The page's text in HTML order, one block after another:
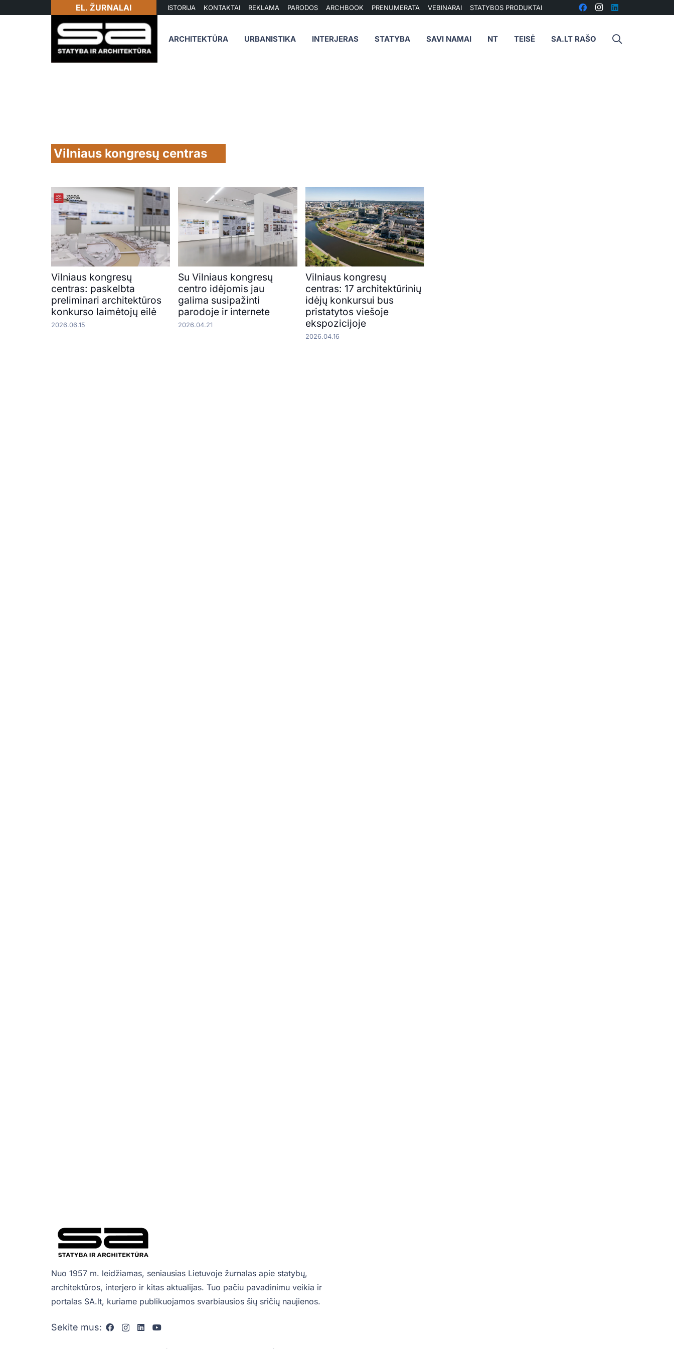
EL. ŽURNALAI ISTORIJA KONTAKTAI REKLAMA PARODOS ARCHBOOK PRENUMERATA VEBINARAI STATYBOS PRODUKTAI
ARCHITEKTŪRA URBANISTIKA INTERJERAS STATYBA SAVI NAMAI NT TEISĖ SA.LT RAŠO
Vilniaus kongresų centras
Vilniaus kongresų
centras: paskelbta
preliminari architektūros
konkurso laimėtojų eilė
2026.06.15
Su Vilniaus kongresų
centro idėjomis jau
galima susipažinti
parodoje ir internete
2026.04.21
Vilniaus kongresų
centras: 17 architektūrinių
idėjų konkursui bus
pristatytos viešoje
ekspozicijoje
2026.04.16
Nuo 1957 m. leidžiamas, seniausias Lietuvoje žurnalas apie statybų,
architektūros, interjero ir kitas aktualijas. Tuo pačiu pavadinimu veikia ir
portalas SA.lt, kuriame publikuojamos svarbiausios šių sričių naujienos.
Sekite mus: